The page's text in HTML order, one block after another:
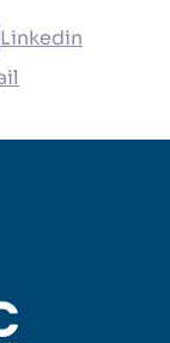
Linkedin